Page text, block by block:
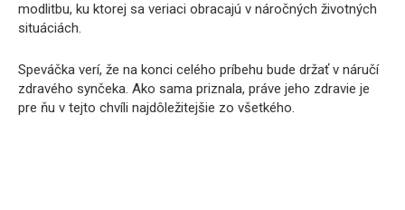
modlitbu, ku ktorej sa veriaci obracajú v náročných životných
situáciách.
Speváčka verí, že na konci celého príbehu bude držať v náručí
zdravého synčeka. Ako sama priznala, práve jeho zdravie je
pre ňu v tejto chvíli najdôležitejšie zo všetkého.